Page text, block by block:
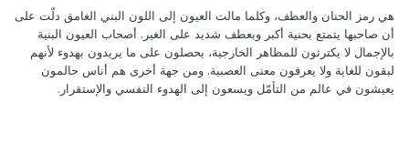
هي رمز الحنان والعطف، وكلما مالت العيون إلى اللون البني الغامق دلّت على
أن صاحبها يتمتع بحنية أكبر وبعطف شديد على الغير. أصحاب العيون البنية
بالإجمال لا يكترثون للمظاهر الخارجية، يحصلون على ما يريدون بهدوء لأنهم
لبقون للغاية ولا يعرفون معنى العصبية. ومن جهة أخرى هم أناس حالمون
يعيشون في عالم من التأمّل ويسعون إلى الهدوء النفسي والإستقرار.